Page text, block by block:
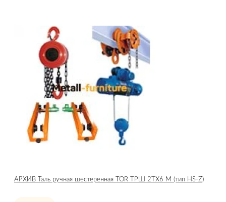
АРХИВ Таль ручная шестеренная TOR ТРШ 2ТХ6 М (тип HS-Z)